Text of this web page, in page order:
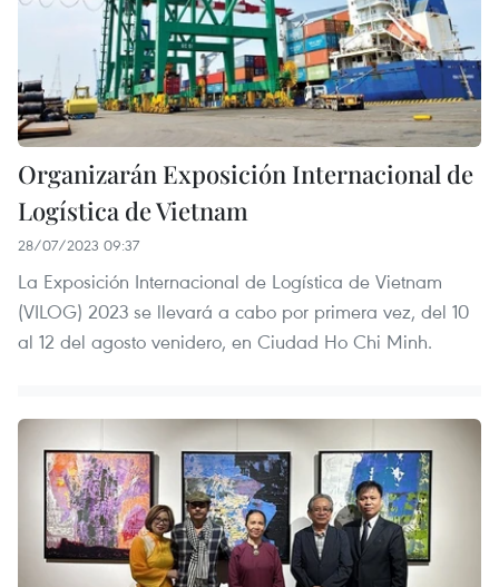
Organizarán Exposición Internacional de
Logística de Vietnam
28/07/2023 09:37
La Exposición Internacional de Logística de Vietnam
(VILOG) 2023 se llevará a cabo por primera vez, del 10
al 12 del agosto venidero, en Ciudad Ho Chi Minh.